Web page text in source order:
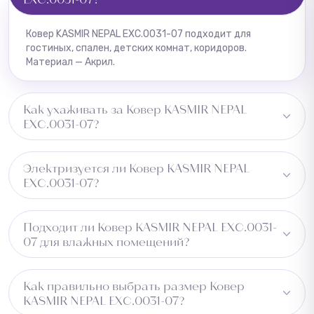
Ковер KASMIR NEPAL EXC.0031-07 подходит для
гостиных, спален, детских комнат, коридоров.
Материал — Акрил.
Как ухаживать за Ковер KASMIR NEPAL
EXC.0031-07?
влажной тряпкой.
Электризуется ли Ковер KASMIR NEPAL
EXC.0031-07?
влажности.
Подходит ли Ковер KASMIR NEPAL EXC.0031-
07 для влажных помещений?
Как правильно выбрать размер Ковер
KASMIR NEPAL EXC.0031-07?